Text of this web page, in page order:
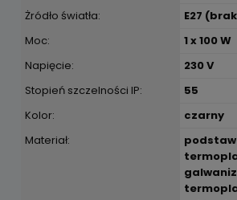
Żródło światła:
E27
Moc:
1 x 100 W
Napięcie:
230 V
Stopień szczelności IP:
55
Kolor:
czarny
Materiał: